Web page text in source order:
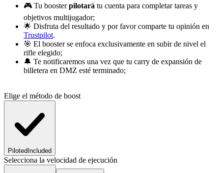
🎮 Tu boosterpilotará tu cuenta para completar tareas y
objetivos multijugador;
🌟 Disfruta del resultado y por favor comparte tu opinión en
Trustpilot.
🎯 El booster se enfoca exclusivamente en subir de nivel el
rifle elegido;
🔔 Te notificaremos una vez que tu carry de expansión de
billetera en DMZ esté terminado;
Elige el método de boost
Piloted Included
Selecciona la velocidad de ejecución